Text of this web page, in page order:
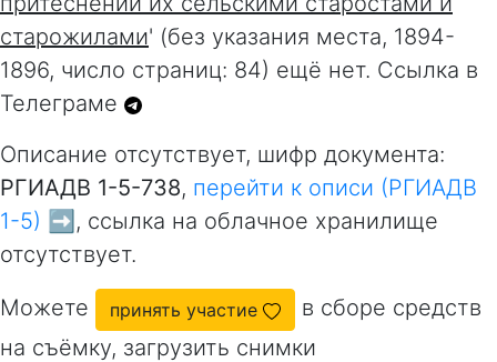
старожилами' (без указания места, 1894-
1896, число страниц: 84) ещё нет. Ссылка в
Телеграме
Описание отсутствует, шифр документа:
РГИАДВ 1-5-738, перейти к описи (РГИАДВ
1-5) ➡️ , ссылка на облачное хранилище
отсутствует.
Можете принять участие
в сборе средств
на съёмку, загрузить снимки